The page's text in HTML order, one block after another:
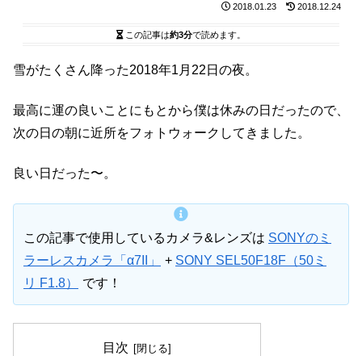
2018.01.23 2018.12.24
この記事は約3分で読めます。
雪がたくさん降った2018年1月22日の夜。
最高に運の良いことにもとから僕は休みの日だったので、
次の日の朝に近所をフォトウォークしてきました。
良い日だった〜。
この記事で使用しているカメラ&レンズは SONYのミ
ラーレスカメラ「α7II」
+ SONY SEL50F18F（50ミ
リ F1.8）
です！
目次